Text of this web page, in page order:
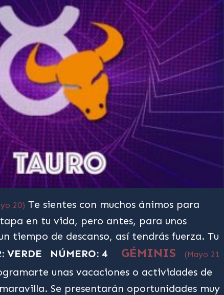
20) Te sientes con muchos ánimos para
en tu vida, pero antes, para unos
tiempo de descanso, así tendrás fuerza. Tu
VERDE NÚMERO: 4 GÉMINIS
(Mayo 21
unas vacaciones o actividades de
Se presentarán oportunidades muy